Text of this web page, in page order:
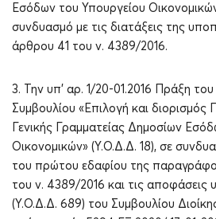
Εσόδων του Υπουργείου
συνδυασμό με τις διατάξεις της
άρθρου 41 του ν. 4389/2016.
3. Την υπ’ αρ. 1/20-01.2016 Πράξη
Συμβουλίου «Επιλογή και διορισμός
Γενικής Γραμματείας Δημοσίων
Οικονομικών» (Υ.Ο.Δ.Δ. 18), σε
του πρώτου εδαφίου της
του ν. 4389/2016 και τις αποφάσεις
(Υ.Ο.Δ.Δ. 689) του Συμβουλίου